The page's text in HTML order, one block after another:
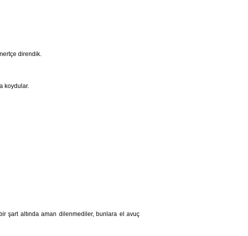
direndik.
koydular.
şart altında aman dilenmediler, bunlara el avuç